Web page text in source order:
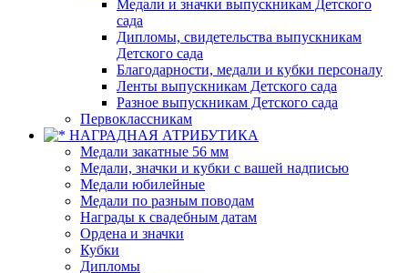
Медали и значки выпускникам Детского
сада
Дипломы, свидетельства выпускникам
Детского сада
Благодарности, медали и кубки персоналу
Ленты выпускникам Детского сада
Разное выпускникам Детского сада
Первоклассникам
НАГРАДНАЯ АТРИБУТИКА
Медали закатные 56 мм
Медали, значки и кубки с вашей надписью
Медали юбилейные
Медали по разным поводам
Награды к свадебным датам
Ордена и значки
Кубки
Дипломы